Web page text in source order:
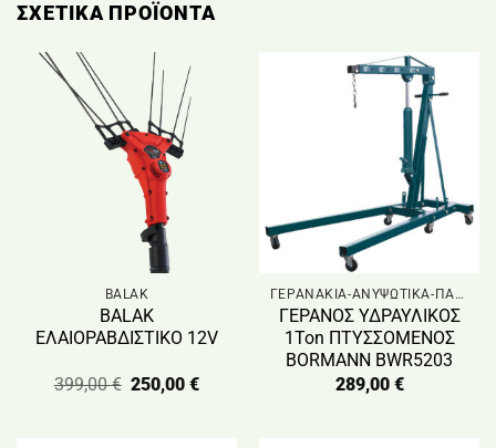
ΣΧΕΤΙΚΆ ΠΡΟΪΌΝΤΑ
BALAK
BALAK
ΕΛΑΙΟΡΑΒΔΙΣΤΙΚΟ 12V
399,00€ Original
price
250,00€Η
ΓΕΡΑΝΑΚΙΑ-ΑΝΥΨΩΤΙΚΑ-ΠΑΛΕΤΟΦΟΡΑ
ΓΕΡΑΝΟΣ ΥΔΡΑΥΛΙΚΟΣ
1Ton ΠΤΥΣΣΟΜΕΝΟΣ
BORMANN BWR5203
289,00 €